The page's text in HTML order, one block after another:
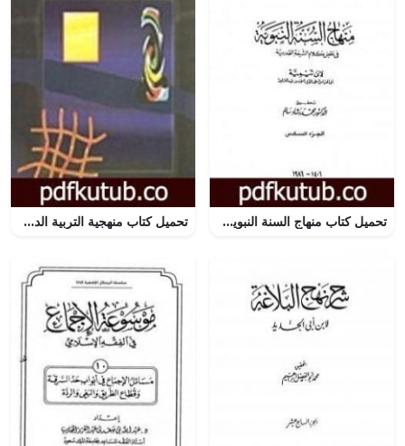
تحميل كتاب منهاج السنة النبوية في نقض كلام الشيعة القدرية – الجزء السادس PDF تأليف ابن تيمية مجانا [كامل] تحميل كتاب منهجية التربية الدعوية PDF تأليف محمد أحمد الراشد مجانا [كامل]